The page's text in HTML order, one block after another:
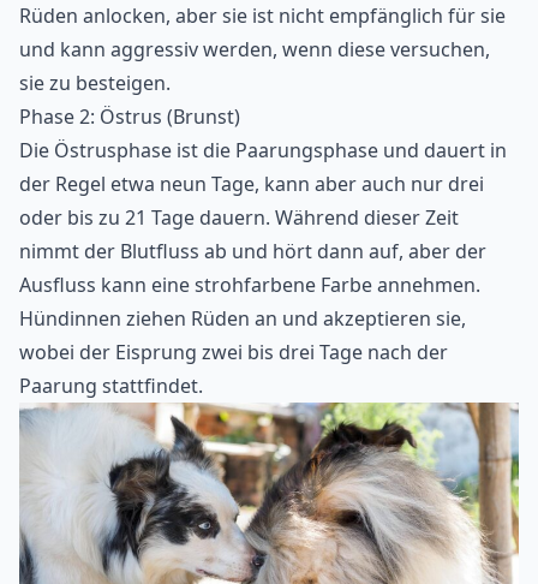
Rüden anlocken, aber sie ist nicht empfänglich für sie
und kann aggressiv werden, wenn diese versuchen,
sie zu besteigen.
Phase 2: Östrus (Brunst)
Die Östrusphase ist die Paarungsphase und dauert in
der Regel etwa neun Tage, kann aber auch nur drei
oder bis zu 21 Tage dauern. Während dieser Zeit
nimmt der Blutfluss ab und hört dann auf, aber der
Ausfluss kann eine strohfarbene Farbe annehmen.
Hündinnen ziehen Rüden an und akzeptieren sie,
wobei der Eisprung zwei bis drei Tage nach der
Paarung stattfindet.